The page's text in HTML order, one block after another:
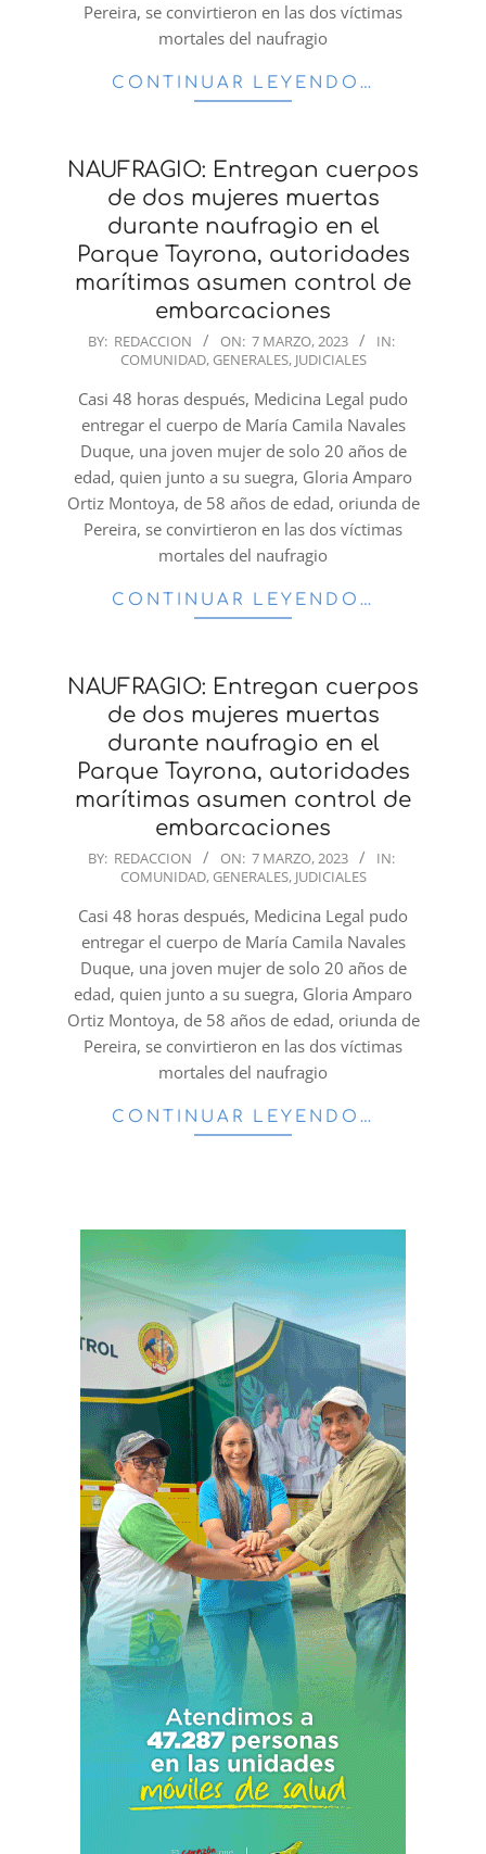
Pereira, se convirtieron en las dos víctimas
mortales del naufragio
CONTINUAR LEYENDO…
NAUFRAGIO: Entregan cuerpos
de dos mujeres muertas
durante naufragio en el
Parque Tayrona, autoridades
marítimas asumen control de
embarcaciones
2023-
07
BY: REDACCION ON: 7 MARZO, 2023
IN:
COMUNIDAD, GENERALES, JUDICIALES
Casi 48 horas después, Medicina Legal pudo
entregar el cuerpo de María Camila Navales
Duque, una joven mujer de solo 20 años de
edad, quien junto a su suegra, Gloria Amparo
Ortiz Montoya, de 58 años de edad, oriunda de
Pereira, se convirtieron en las dos víctimas
mortales del naufragio
CONTINUAR LEYENDO…
NAUFRAGIO: Entregan cuerpos
de dos mujeres muertas
durante naufragio en el
Parque Tayrona, autoridades
marítimas asumen control de
embarcaciones
2023-
07
BY: REDACCION ON: 7 MARZO, 2023
IN:
COMUNIDAD, GENERALES, JUDICIALES
Casi 48 horas después, Medicina Legal pudo
entregar el cuerpo de María Camila Navales
Duque, una joven mujer de solo 20 años de
edad, quien junto a su suegra, Gloria Amparo
Ortiz Montoya, de 58 años de edad, oriunda de
Pereira, se convirtieron en las dos víctimas
mortales del naufragio
CONTINUAR LEYENDO…